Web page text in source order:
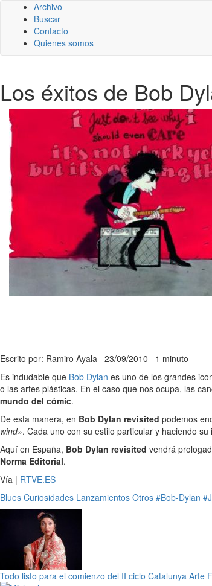
Archivo
Buscar
Contacto
Quienes somos
Los éxitos de Bob
Escrito por: Ramiro Ayala 23/09/2010 1 minuto
Es indudable que Bob Dylan es uno de los grandes
o las artes plásticas. En el caso que nos ocupa, las
mundo del cómic.
De esta manera, en Bob Dylan revisited podemos
wind». Cada uno con su estilo particular y haciendo
Aquí en España, Bob Dylan revisited vendrá
Norma Editorial.
Vía | RTVE.ES
Blues Curiosidades Lanzamientos Otros #Bob-Dylan
Todo listo para el comienzo del II ciclo Catalunya Arte